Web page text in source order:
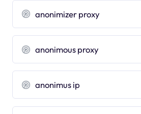
anonimizer proxy
anonimous proxy
anonimus ip